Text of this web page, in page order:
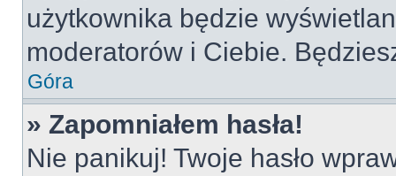
użytkownika będzie
moderatorów i Ciebie.
Góra
» Zapomniałem hasła!
Nie panikuj! Twoje hasło